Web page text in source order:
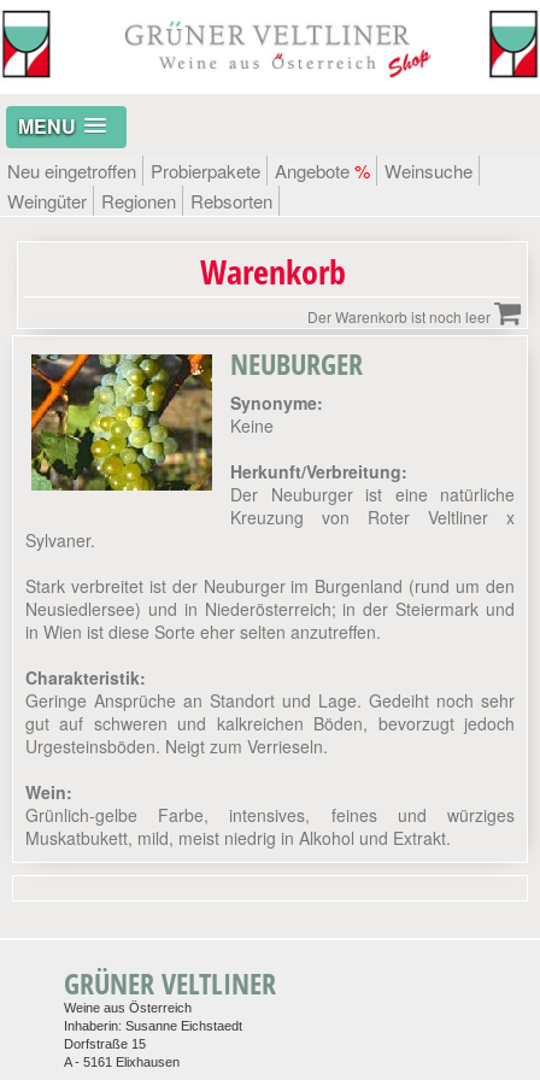
MENU
Neu eingetroffen Probierpakete Angebote% Weinsuche
Weingüter
Regionen Rebsorten
Warenkorb
Der Warenkorb ist noch leer
NEUBURGER
Synonyme:
Keine
Herkunft/Verbreitung:
Der Neuburger ist eine natürliche
Kreuzung von Roter Veltliner x
Sylvaner.
Stark verbreitet ist der Neuburger im Burgenland (rund um den
Neusiedlersee) und in Niederösterreich; in der Steiermark und
in Wien ist diese Sorte eher selten anzutreffen.
Charakteristik:
Geringe Ansprüche an Standort und Lage. Gedeiht noch sehr
gut auf schweren und kalkreichen Böden, bevorzugt jedoch
Urgesteinsböden. Neigt zum Verrieseln.
Wein:
Grünlich-gelbe Farbe, intensives, feines und würziges
Muskatbukett, mild, meist niedrig in Alkohol und Extrakt.
GRÜNER VELTLINER
Weine aus Österreich
Inhaberin: Susanne Eichstaedt
Dorfstraße 15
A - 5161 Elixhausen